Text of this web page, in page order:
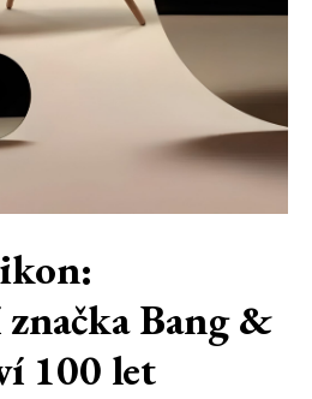
Bang &
100 let